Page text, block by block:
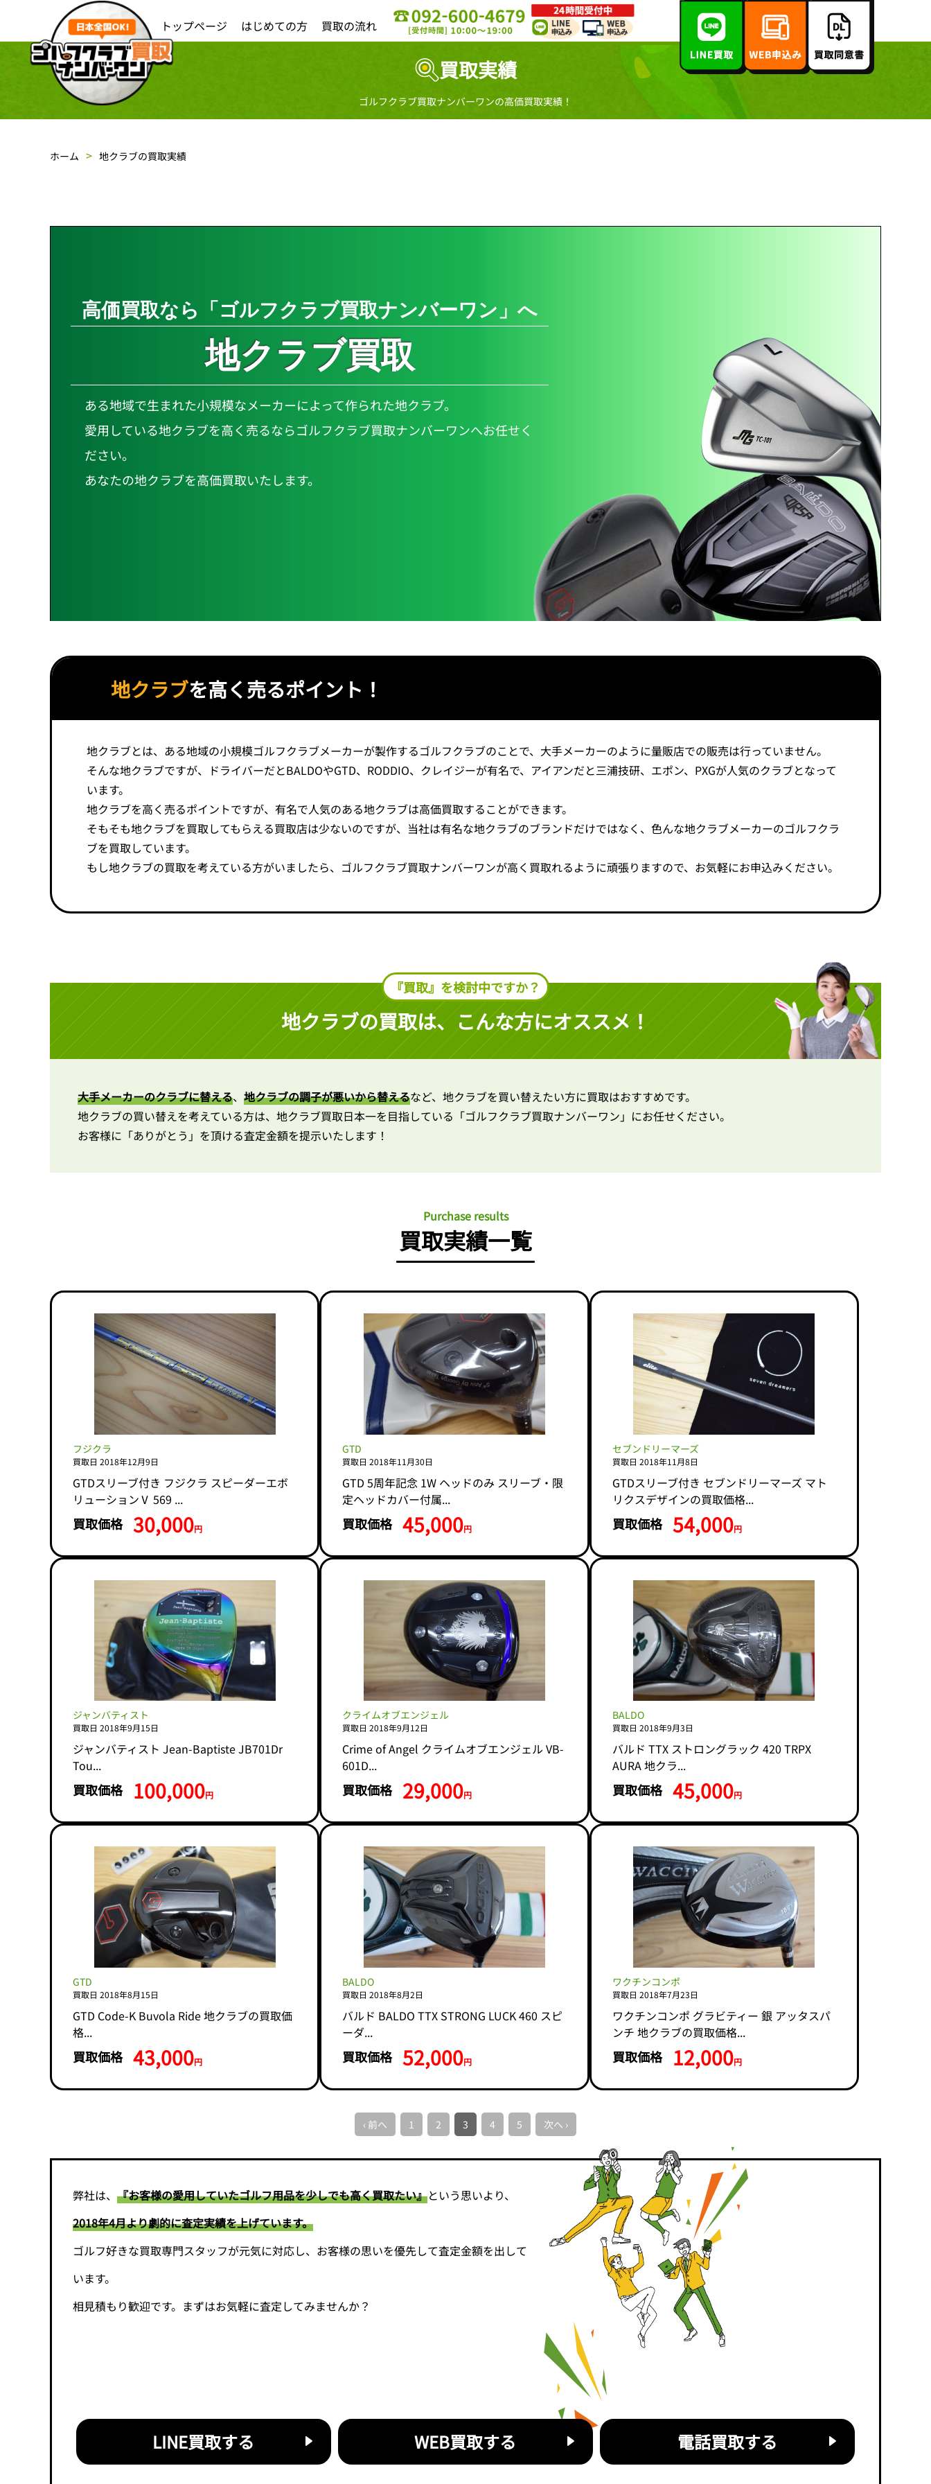
トップページ はじめての方 買取の流れ
買取実績
ゴルフクラブ買取ナンバーワンの高価買取実績！
ホーム 地クラブの買取実績
高価買取なら「ゴルフクラブ買取ナンバーワン」へ
地クラブ買取
ある地域で生まれた小規模なメーカーによって作られた地クラブ。
愛用している地クラブを高く売るならゴルフクラブ買取ナンバーワンへお任せく
ださい。
あなたの地クラブを高価買取いたします。
地クラブを高く売るポイント！
地クラブとは、ある地域の小規模ゴルフクラブメーカーが製作するゴルフクラブのことで、大手メーカーのように量販店での販売は行っていません。
そんな地クラブですが、ドライバーだとBALDOやGTD、RODDIO、クレイジーが有名で、アイアンだと三浦技研、エポン、PXGが人気のクラブとなって
います。
地クラブを高く売るポイントですが、有名で人気のある地クラブは高価買取することができます。
そもそも地クラブを買取してもらえる買取店は少ないのですが、当社は有名な地クラブのブランドだけではなく、色んな地クラブメーカーのゴルフクラ
ブを買取しています。
もし地クラブの買取を考えている方がいましたら、ゴルフクラブ買取ナンバーワンが高く買取れるように頑張りますので、お気軽にお申込みください。
『買取』を検討中ですか？
地クラブの買取は、こんな方にオススメ！
大手メーカーのクラブに替える、 地クラブの調子が悪いから替えるなど、地クラブを買い替えたい方に買取はおすすめです。
地クラブの買い替えを考えている方は、地クラブ買取日本一を目指している「ゴルフクラブ買取ナンバーワン」にお任せください。
お客様に「ありがとう」を頂ける査定金額を提示いたします！
Purchase results
買取実績一覧
フジクラ
買取日 2018年12月9日
GTDスリーブ付き フジクラ スピーダーエボ
リューションⅤ 569 ...
買取価格 30,000円
GTD
買取日 2018年11月30日
GTD 5周年記念 1W ヘッドのみ スリーブ・限
定ヘッドカバー付属...
買取価格 45,000円
セブンドリーマーズ
買取日 2018年11月8日
GTDスリーブ付き セブンドリーマーズ マト
リクスデザインの買取価格...
買取価格 54,000円
ジャンバティスト
買取日 2018年9月15日
ジャンバティスト Jean-Baptiste JB701Dr
Tou...
買取価格 100,000円
クライムオブエンジェル
買取日 2018年9月12日
Crime of Angel クライムオブエンジェル VB-
601D...
買取価格 29,000円
BALDO
買取日 2018年9月3日
バルド TTX ストロングラック 420 TRPX
AURA 地クラ...
買取価格 45,000円
GTD
買取日 2018年8月15日
GTD Code-K Buvola Ride 地クラブの買取価
格...
買取価格 43,000円
BALDO
買取日 2018年8月2日
バルド BALDO TTX STRONG LUCK 460 スピ
ーダ...
買取価格 52,000円
ワクチンコンポ
買取日 2018年7月23日
ワクチンコンポ グラビティー 銀 アッタスパ
ンチ 地クラブの買取価格...
買取価格 12,000円
‹ 前へ 1 2 3 4 5 次へ ›
弊社は、 『お客様の愛用していたゴルフ用品を少しでも高く買取たい』という思いより、
2018年4月より劇的に査定実績を上げています。
ゴルフ好きな買取専門スタッフが元気に対応し、お客様の思いを優先して査定金額を出して
います。
相見積もり歓迎です。まずはお気軽に査定してみませんか？
LINE買取する WEB買取する 電話買取する